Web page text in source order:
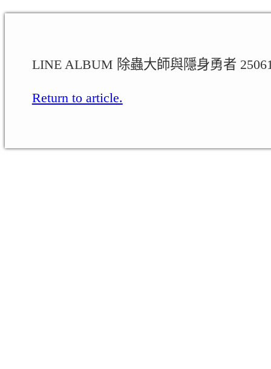
LINE ALBUM 除蟲大師與隱身勇者
Return to article.